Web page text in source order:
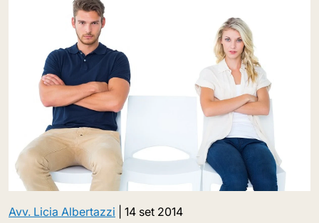
Avv. Licia Albertazzi 14 set 2014